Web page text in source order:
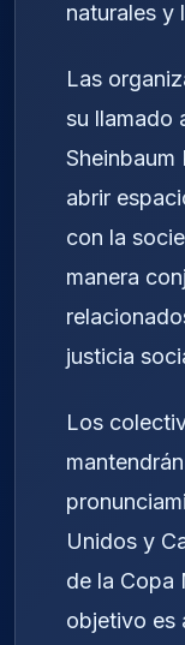
naturales y
Las
su llamado
Sheinbaum
abrir
con la
manera
justicia
Los
Unidos y
de la Copa
objetivo es